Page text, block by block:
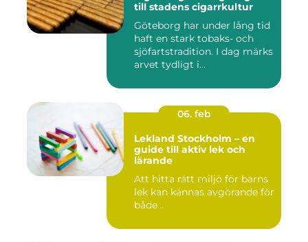
till stadens cigarrkultur
Göteborg har under lång tid
haft en stark tobaks- och
sjöfartstradition. I dag märks
arvet tydligt i...
06. feb
Lekland Stockholm – en
guide till aktiv lek och
lärande
Att hitta rätt miljö för barns
lek kan kännas avgörande för
både...